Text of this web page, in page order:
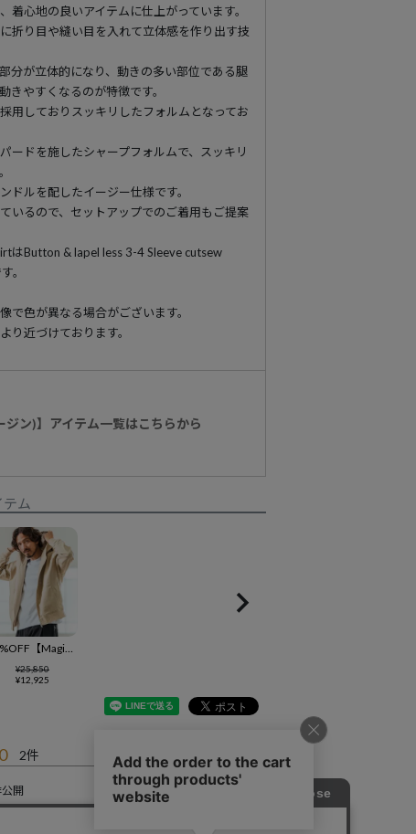
着心地の良いアイテムに仕上がっています。
折り目や縫い目を入れて立体感を作り出す技
分が立体的になり、動きの多い部位である腿
きやすくなるのが特徴です。
用しておりスッキリしたフォルムとなってお
ードを施したシャープフォルムで、スッキリ
ドルを配したイージー仕様です。
いるので、セットアップでのご着用もご提案
はButton & lapel less 3-4 Sleeve cutsew
。
で色が異なる場合がございます。
り近づけております。
ジン)】アイテム一覧はこちらから
ム
50%OFF【Magine(マージン)】Cotton Jacquard Stretch Fabric Hooded Blouson フーデッドブルゾン(MGN-251-019)
¥25,850
¥12,925
2
開